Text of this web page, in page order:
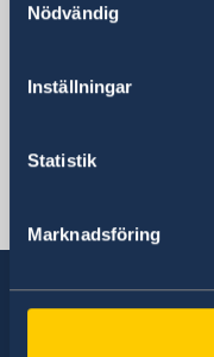
Nödvändig
Inställningar
Statistik
Marknadsföring
Embassy of
Willemstad,
5999-462 3089